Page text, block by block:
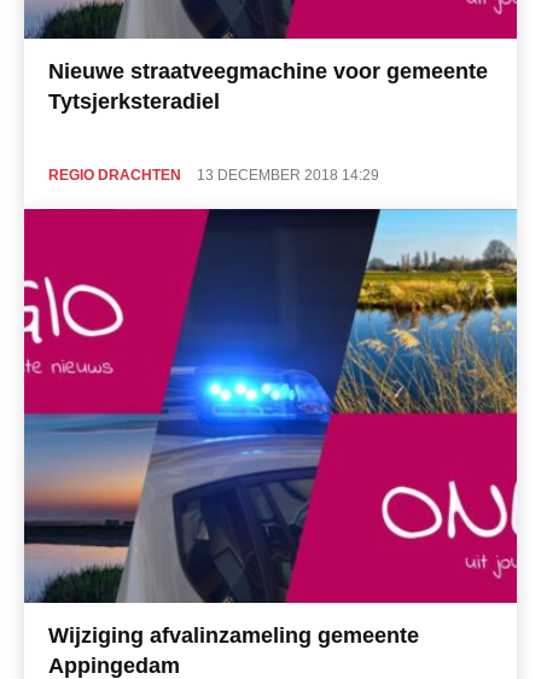
Nieuwe straatveegmachine voor gemeente
Tytsjerksteradiel
REGIO DRACHTEN 13 DECEMBER 2018 14:29
Wijziging afvalinzameling gemeente
Appingedam